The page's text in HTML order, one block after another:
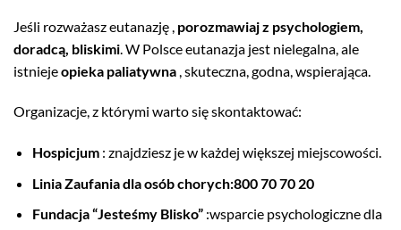
Jeśli rozważasz eutanazję , porozmawiaj z psychologiem,
doradcą, bliskimi . W Polsce eutanazja jest nielegalna, ale
istniejeopieka paliatywna , skuteczna, godna, wspierająca.
Organizacje, z którymi warto się skontaktować:
Hospicjum: znajdziesz je w każdej większej miejscowości.
Linia Zaufania dla osób chorych:800 70 70 20
Fundacja “Jesteśmy Blisko”:wsparcie psychologiczne dla